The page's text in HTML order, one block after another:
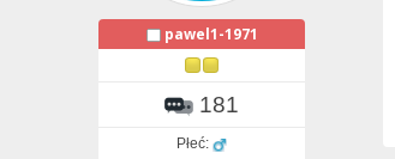
pawel1-1971
181
Płeć: